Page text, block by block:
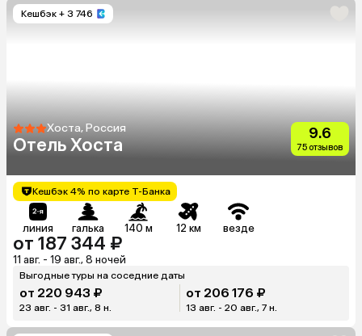
Кешбэк + 3 746
Хоста, Россия
Отель Хоста
9.6
75 отзывов
Кешбэк 4% по карте Т-Банка
линия галька 140 м 12 км везде
от 187 344 ₽
11 авг. - 19 авг., 8 ночей
Выгодные туры на соседние даты
от 220 943 ₽
23 авг. - 31 авг., 8 н.
от 206 176 ₽
13 авг. - 20 авг., 7 н.